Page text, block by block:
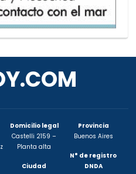
Domicilio legal
Castelli 2159 –
Planta alta
Ciudad
Provincia
Buenos Aires
N° de registro
DNDA